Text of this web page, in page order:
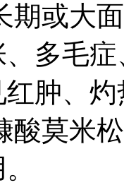
期或大
多毛
肿、
酸莫米